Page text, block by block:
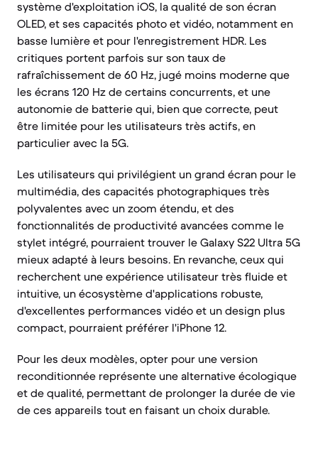
système d'exploitation iOS, la qualité de son écran
OLED, et ses capacités photo et vidéo, notamment en
basse lumière et pour l'enregistrement HDR. Les
critiques portent parfois sur son taux de
rafraîchissement de 60 Hz, jugé moins moderne que
les écrans 120 Hz de certains concurrents, et une
autonomie de batterie qui, bien que correcte, peut
être limitée pour les utilisateurs très actifs, en
particulier avec la 5G.
Les utilisateurs qui privilégient un grand écran pour le
multimédia, des capacités photographiques très
polyvalentes avec un zoom étendu, et des
fonctionnalités de productivité avancées comme le
stylet intégré, pourraient trouver le Galaxy S22 Ultra 5G
mieux adapté à leurs besoins. En revanche, ceux qui
recherchent une expérience utilisateur très fluide et
intuitive, un écosystème d'applications robuste,
d'excellentes performances vidéo et un design plus
compact, pourraient préférer l'iPhone 12.
Pour les deux modèles, opter pour une version
reconditionnée représente une alternative écologique
et de qualité, permettant de prolonger la durée de vie
de ces appareils tout en faisant un choix durable.